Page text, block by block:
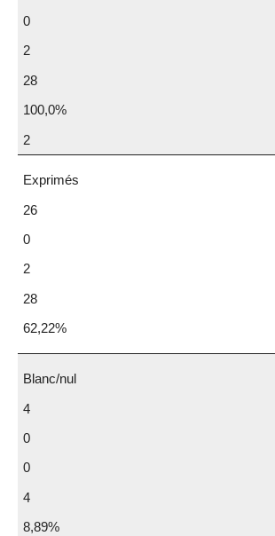
0
2
28
100,0%
2
Exprimés
26
0
2
28
62,22%
Blanc/nul
4
0
0
4
8,89%